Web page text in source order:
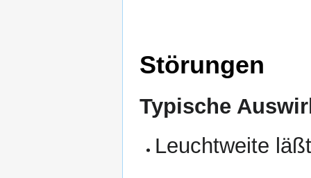
Störungen
Typische
Leuchtweite